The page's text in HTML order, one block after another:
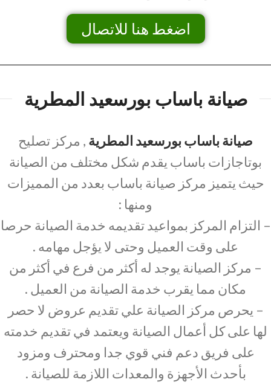
اضغط هنا للاتصال
صيانة باساب بورسعيد المطرية
صيانة باساب بورسعيد المطرية , مركز تصليح
بوتاجازات باساب يقدم شكل مختلف من الصيانة
حيث يتميز مركز صيانة باساب بعدد من المميزات
ومنها :
– التزام المركز بمواعيد تقديمه خدمة الصيانة حرصا
على وقت العميل وحتى لا يؤجل مهامه .
– مركز الصيانة يوجد له أكثر من فرع في أكثر من
مكان مما يقرب خدمة الصيانة من العميل .
– يحرص مركز الصيانة علي تقديم عروض لا حصر
لها على كل أعمال الصيانة ويعتمد في تقديم خدمته
على فريق دعم فني قوي جدا ومحترف ومزود
بأحدث الأجهزة والمعدات اللازمة للصيانة .